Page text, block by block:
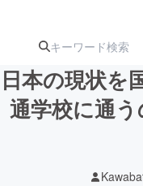
注
日本の現状を
通学校に通